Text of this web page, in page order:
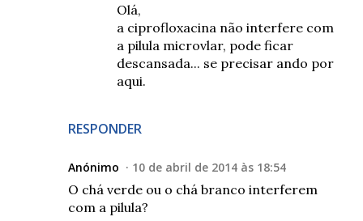
RESPONDER
Olá,
a ciprofloxacina não interfere com
a pilula microvlar, pode ficar
descansada... se precisar ando por
aqui.
Anónimo 10 de abril de 2014 às 18:54
O chá verde ou o chá branco interferem
com a pilula?